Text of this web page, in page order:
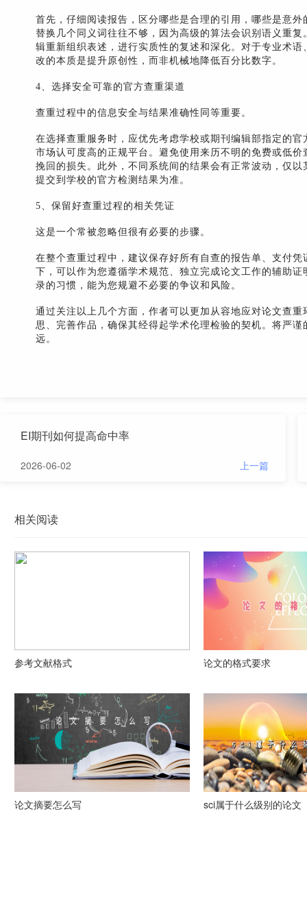
首先，仔细阅读报告，区分哪些是合理的引用，哪些是意
替换几个同义词往往不够，因为高级的算法会识别语义重
辑重新组织表述，进行实质性的复述和深化。对于专业术
改的本质是提升原创性，而非机械地降低百分比数字。
4、选择安全可靠的官方查重渠道
查重过程中的信息安全与结果准确性同等重要。
在选择查重服务时，应优先考虑学校或期刊编辑部指定的
市场认可度高的正规平台。避免使用来历不明的免费或低
挽回的损失。此外，不同系统间的结果会有正常波动，仅
提交到学校的官方检测结果为准。
5、保留好查重过程的相关凭证
这是一个常被忽略但很有必要的步骤。
在整个查重过程中，建议保存好所有自查的报告单、支付
下，可以作为您遵循学术规范、独立完成论文工作的辅助
录的习惯，能为您规避不必要的争议和风险。
通过关注以上几个方面，作者可以更加从容地应对论文查
思、完善作品，确保其经得起学术伦理检验的契机。将严
远。
EI期刊如何提高命中率
2026-06-02 上一篇
相关阅读
参考文献格式 论文的格式要求
论文摘要怎么写 sci属于什么级别的论文